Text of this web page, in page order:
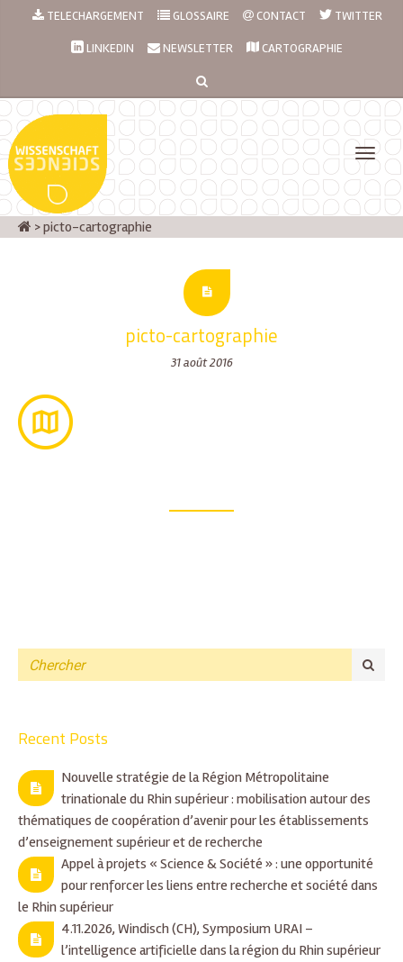
TELECHARGEMENT GLOSSAIRE CONTACT TWITTER
LINKEDIN NEWSLETTER CARTOGRAPHIE
>picto-cartographie
picto-cartographie
31 août 2016
Recent Posts
Nouvelle stratégie de la Région Métropolitaine
trinationale du Rhin supérieur : mobilisation autour des
thématiques de coopération d’avenir pour les établissements
d’enseignement supérieur et de recherche
Appel à projets « Science & Société » : une opportunité
pour renforcer les liens entre recherche et société dans
le Rhin supérieur
4.11.2026, Windisch (CH), Symposium URAI –
l’intelligence artificielle dans la région du Rhin supérieur